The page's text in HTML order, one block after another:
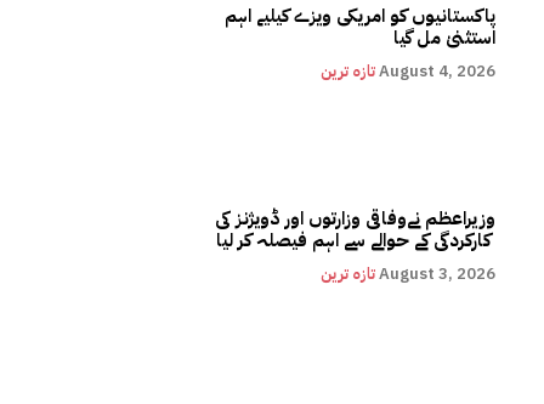
پاکستانیوں کو امریکی ویزے کیلیے اہم
استثنیٰ مل گیا
تازہ ترینAugust 4, 2026
وزیراعظم نےوفاقی وزارتوں اور ڈویژنز کی
کارکردگی کے حوالے سے اہم فیصلہ کر لیا
تازہ ترینAugust 3, 2026